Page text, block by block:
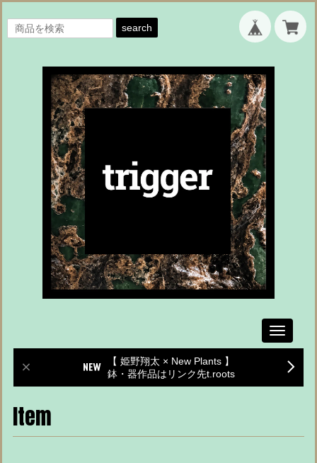
search
Toggle
【 姫野翔太 × New Plants 】
鉢・器作品はリンク先t.roots
Item